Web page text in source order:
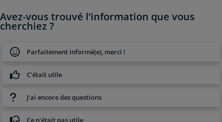
Avez-vous trouvé l’information que vous
cherchiez ?
Parfaitement informé(e), merci !
C’était utile
J’ai encore des questions
Ce n'était pas utile